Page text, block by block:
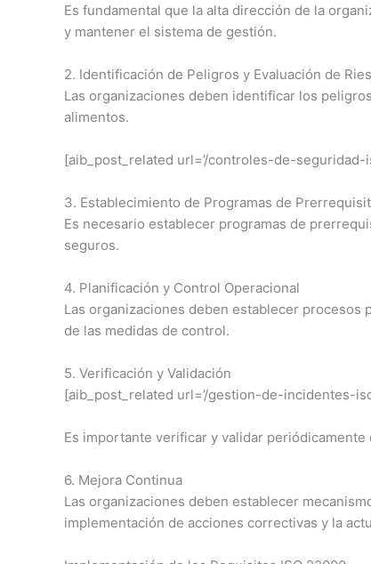
Es fundamental que la alta dirección de la
y mantener el sistema de gestión.
2. Identificación de Peligros y Evaluación de
Las organizaciones deben identificar los
alimentos.
[aib_post_related url=’/controles-de-seguridad-
3. Establecimiento de Programas de
Es necesario establecer programas de
seguros.
4. Planificación y Control Operacional
Las organizaciones deben establecer procesos
de las medidas de control.
5. Verificación y Validación
[aib_post_related url=’/gestion-de-incidentes-
Es importante verificar y validar
6. Mejora Continua
Las organizaciones deben establecer
implementación de acciones correctivas y la